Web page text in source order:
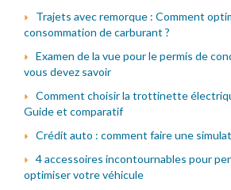
Trajets avec remorque : Comment
consommation de carburant ?
Examen de la vue pour le permis de
vous devez savoir
Comment choisir la trottinette
Guide et comparatif
Crédit auto : comment faire une
4 accessoires incontournables pour
optimiser votre véhicule